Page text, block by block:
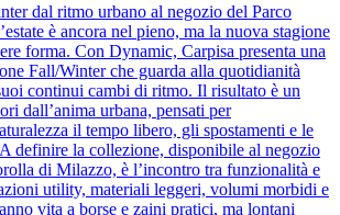
dal ritmo urbano al negozio del Parco
è ancora nel pieno, ma la nuova stagione
forma. Con Dynamic, Carpisa presenta una
Fall/Winter che guarda alla quotidianità
continui cambi di ritmo. Il risultato è un
dall’anima urbana, pensati per
il tempo libero, gli spostamenti e le
definire la collezione, disponibile al negozio
di Milazzo, è l’incontro tra funzionalità e
utility, materiali leggeri, volumi morbidi e
vita a borse e zaini pratici, ma lontani